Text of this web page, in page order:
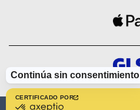
CERTIFICADO POR
Continúa sin consentimiento